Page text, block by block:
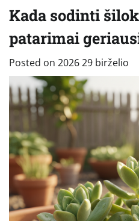
Kada sodinti
patarimai
Posted on 2026 29 birželio